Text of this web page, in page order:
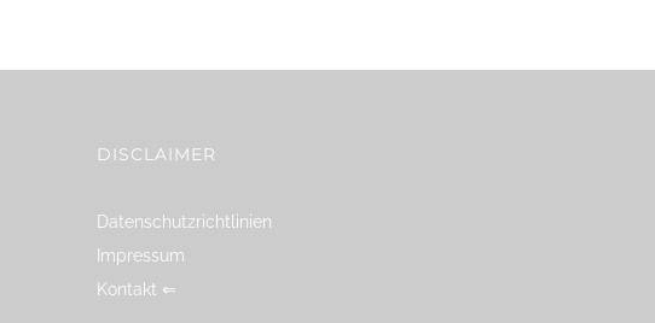
DISCLAIMER
Datenschutzrichtlinien
Impressum
Kontakt ⇐